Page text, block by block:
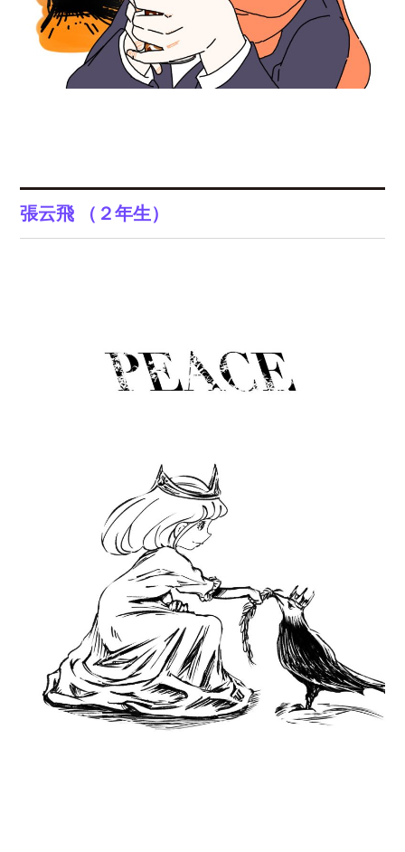
張云飛 （２年生）